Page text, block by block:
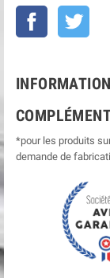
Facebook
*pour les produits
demande de